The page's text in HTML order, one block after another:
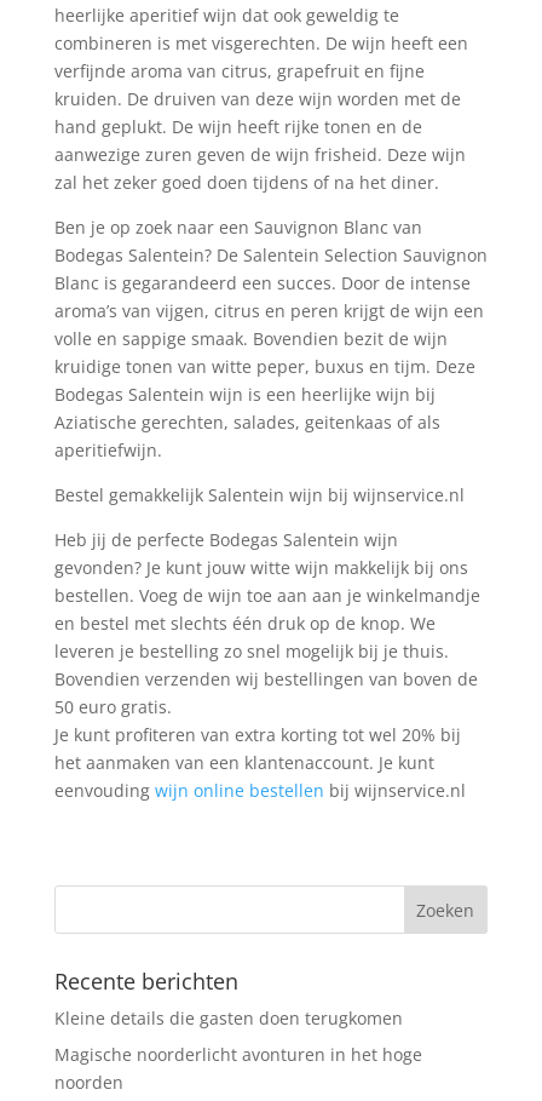
heerlijke aperitief wijn dat ook geweldig te
combineren is met visgerechten. De wijn heeft een
verfijnde aroma van citrus, grapefruit en fijne
kruiden. De druiven van deze wijn worden met de
hand geplukt. De wijn heeft rijke tonen en de
aanwezige zuren geven de wijn frisheid. Deze wijn
zal het zeker goed doen tijdens of na het diner.
Ben je op zoek naar een Sauvignon Blanc van
Bodegas Salentein? De Salentein Selection Sauvignon
Blanc is gegarandeerd een succes. Door de intense
aroma’s van vijgen, citrus en peren krijgt de wijn een
volle en sappige smaak. Bovendien bezit de wijn
kruidige tonen van witte peper, buxus en tijm. Deze
Bodegas Salentein wijn is een heerlijke wijn bij
Aziatische gerechten, salades, geitenkaas of als
aperitiefwijn.
Bestel gemakkelijk Salentein wijn bij wijnservice.nl
Heb jij de perfecte Bodegas Salentein wijn
gevonden? Je kunt jouw witte wijn makkelijk bij ons
bestellen. Voeg de wijn toe aan aan je winkelmandje
en bestel met slechts één druk op de knop. We
leveren je bestelling zo snel mogelijk bij je thuis.
Bovendien verzenden wij bestellingen van boven de
50 euro gratis.
Je kunt profiteren van extra korting tot wel 20% bij
het aanmaken van een klantenaccount. Je kunt
eenvouding wijn online bestellen bij wijnservice.nl
Recente berichten
Kleine details die gasten doen terugkomen
Magische noorderlicht avonturen in het hoge
noorden